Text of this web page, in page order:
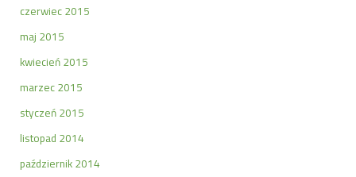
czerwiec 2015
maj 2015
kwiecień 2015
marzec 2015
styczeń 2015
listopad 2014
październik 2014